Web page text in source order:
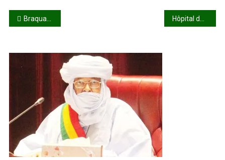
Navigation
l’article
Braquage au Grand marché : 11 millions emportés